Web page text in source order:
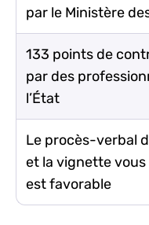
par le Ministère
133 points de
par des
l’État
Le procès-verbal
et la vignette vous
est favorable